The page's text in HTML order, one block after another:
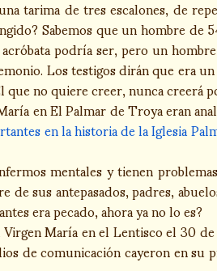
tarima de tres escalones, de
Sabemos que un hombre
podría ser, pero un
Los testigos dirán que era
no quiere creer, nunca creerá
en El Palmar de Troya eran
en la historia de la Iglesia
mentales y tienen
sus antepasados, padres,
era pecado, ahora ya no lo es?
María en el Lentisco el 30
de comunicación cayeron en